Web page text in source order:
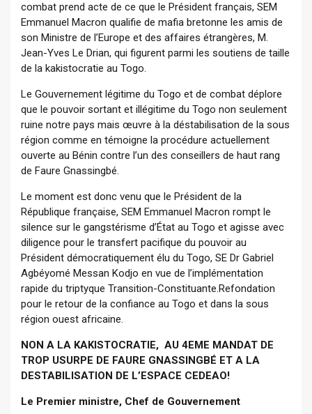
combat prend acte de ce que le Président français, SEM
Emmanuel Macron qualifie de mafia bretonne les amis de
son Ministre de l’Europe et des affaires étrangères, M.
Jean-Yves Le Drian, qui figurent parmi les soutiens de taille
de la kakistocratie au Togo.
Le Gouvernement légitime du Togo et de combat déplore
que le pouvoir sortant et illégitime du Togo non seulement
ruine notre pays mais œuvre à la déstabilisation de la sous
région comme en témoigne la procédure actuellement
ouverte au Bénin contre l’un des conseillers de haut rang
de Faure Gnassingbé.
Le moment est donc venu que le Président de la
République française, SEM Emmanuel Macron rompt le
silence sur le gangstérisme d’État au Togo et agisse avec
diligence pour le transfert pacifique du pouvoir au
Président démocratiquement élu du Togo, SE Dr Gabriel
Agbéyomé Messan Kodjo en vue de l’implémentation
rapide du triptyque Transition-Constituante.Refondation
pour le retour de la confiance au Togo et dans la sous
région ouest africaine.
NON A LA KAKISTOCRATIE, AU 4EME MANDAT DE
TROP USURPE DE FAURE GNASSINGBÉ ET A LA
DESTABILISATION DE L’ESPACE CEDEAO!
Le Premier ministre, Chef de Gouvernement